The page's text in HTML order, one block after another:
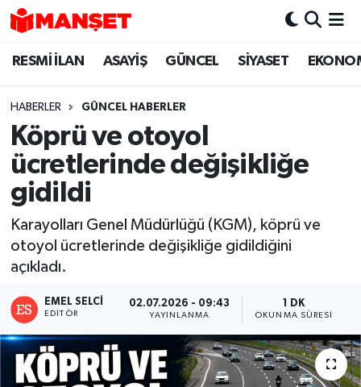
RESMİ İLAN ASAYİŞ GÜNCEL SİYASET
HABERLER GÜNCEL HABERLER
Köprü ve otoyol
ücretlerinde değişikliğe
gidildi
Karayolları Genel Müdürlüğü (KGM), köprü ve
otoyol ücretlerinde değişikliğe gidildiğini
açıkladı.
EMEL SELCI
EDITÖR
02.07.2026 - 09:43
YAYINLANMA
1 DK
OKUNMA SÜRESI
Hava Durumu
Trafik Durumu
Süper Lig Puan Durumu ve Fikstür
Tüm Manşetler
Son Dakika Haberleri
Haber Arşivi